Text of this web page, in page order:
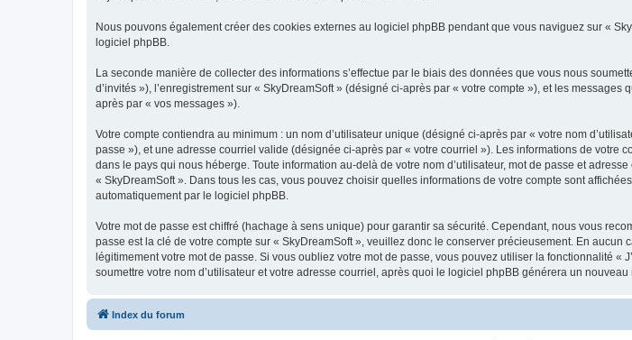
Nous pouvons également créer des cookies externes au logiciel phpBB pendant que vous naviguez sur «
logiciel phpBB.
La seconde manière de collecter des informations s’effectue par le biais des données que vous nous
d’invités »), l’enregistrement sur « SkyDreamSoft » (désigné ci-après par « votre compte »), et les
après par « vos messages »).
Votre compte contiendra au minimum : un nom d’utilisateur unique (désigné ci-après par « votre nom
passe »), et une adresse courriel valide (désignée ci-après par « votre courriel »). Les informations de
dans le pays qui nous héberge. Toute information au-delà de votre nom d’utilisateur, mot de passe et
« SkyDreamSoft ». Dans tous les cas, vous pouvez choisir quelles informations de votre compte sont
automatiquement par le logiciel phpBB.
Votre mot de passe est chiffré (hachage à sens unique) pour garantir sa sécurité. Cependant, nous vous
passe est la clé de votre compte sur « SkyDreamSoft », veuillez donc le conserver précieusement. En
légitimement votre mot de passe. Si vous oubliez votre mot de passe, vous pouvez utiliser la fonctionnalité
soumettre votre nom d’utilisateur et votre adresse courriel, après quoi le logiciel phpBB générera un
Index du forum